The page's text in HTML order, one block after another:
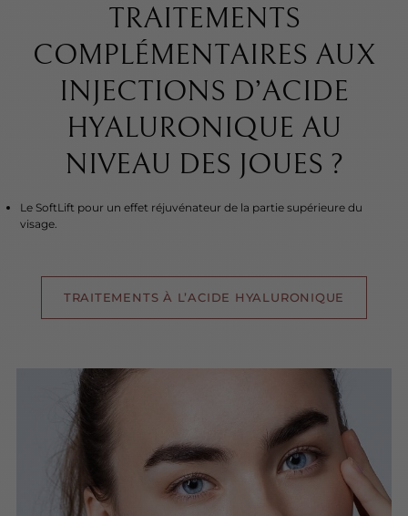
TRAITEMENTS
COMPLÉMENTAIRES AUX
INJECTIONS D’ACIDE
HYALURONIQUE AU
NIVEAU DES JOUES ?
Le SoftLift pour un effet réjuvénateur de la partie supérieure du
visage.
TRAITEMENTS À L’ACIDE HYALURONIQUE